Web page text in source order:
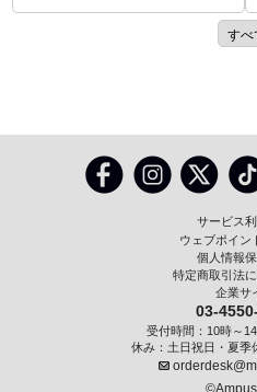
場する「リヴィアのゲラルト」
を、全高約18センチ、約22箇所
サービス
ウェブポイン
個人情報
特定商取引法
企業サ
03-
受付時間：10時～
休み：土日祝日・夏季